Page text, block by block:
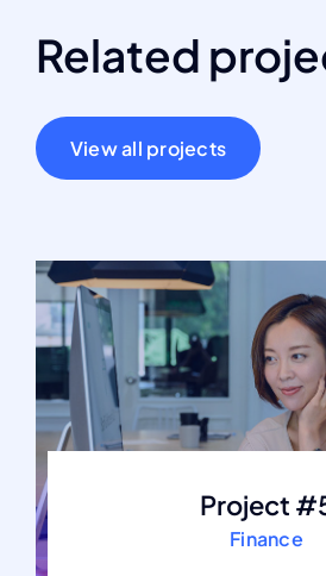
Related
View all projects
Project
Finance